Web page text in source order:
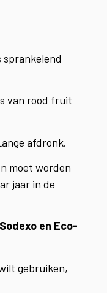
sprankelend
van rood fruit
afdronk.
moet worden
jaar in de
en Eco-
gebruiken,